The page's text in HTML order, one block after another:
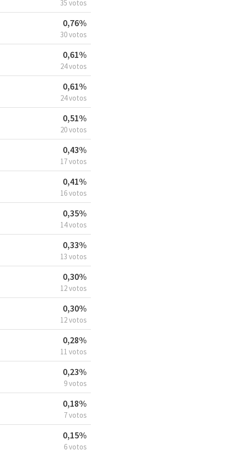
35 votos
0,76%
30 votos
0,61%
24 votos
0,61%
24 votos
0,51%
20 votos
0,43%
17 votos
0,41%
16 votos
0,35%
14 votos
0,33%
13 votos
0,30%
12 votos
0,30%
12 votos
0,28%
11 votos
0,23%
9 votos
0,18%
7 votos
0,15%
6 votos